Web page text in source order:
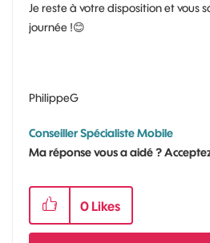
Je reste à votre disposition et vous
journée !😊
PhilippeG
Conseiller Spécialiste Mobile
Ma réponse vous a aidé ?
0 Likes